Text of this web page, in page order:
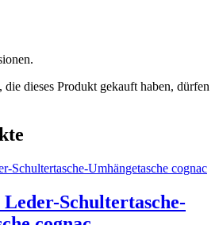
dieses Produkt gekauft haben, dürfen
Leder-Schultertasche-